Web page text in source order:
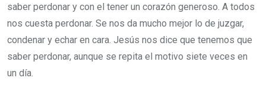
saber perdonar y con el tener un corazón generoso. A todos
nos cuesta perdonar. Se nos da mucho mejor lo de juzgar,
condenar y echar en cara. Jesús nos dice que tenemos que
saber perdonar, aunque se repita el motivo siete veces en
un día.